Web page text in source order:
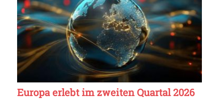
Europa erlebt im zweiten Quartal 2026